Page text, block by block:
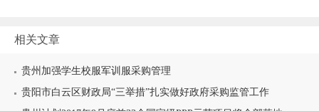
相关文章
贵州加强学生校服军训服采购管理
贵阳市白云区财政局“三举措”扎实做好政府采购监管工作